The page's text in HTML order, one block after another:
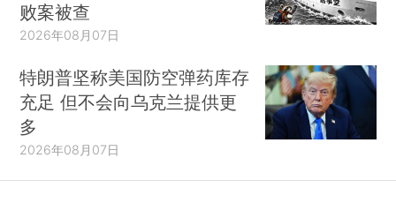
败案被查
2026年08月07日
特朗普坚称美国防空弹药库存
充足 但不会向乌克兰提供更
多
2026年08月07日